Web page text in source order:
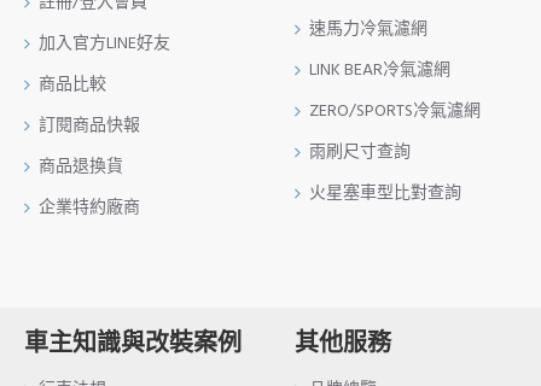
加入官方LINE好友
商品比較
訂閱商品快報
商品退換貨
企業特約廠商
速馬力冷氣濾網
LINK BEAR冷氣濾網
ZERO/SPORTS冷氣濾網
雨刷尺寸查詢
火星塞車型比對查詢
車主知識與改裝案例 其他服務